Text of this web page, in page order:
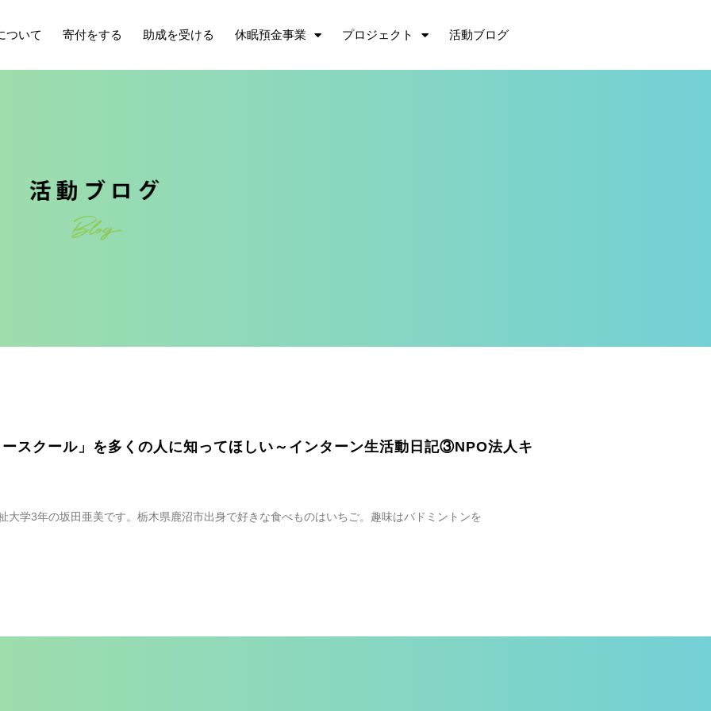
ついて 寄付をする 助成を受ける 休眠預金事業 プロジェクト 活動ブログ
スクール」を多くの人に知ってほしい～インターン生活動日記③NPO法人キ
大学3年の坂田亜美です。栃木県鹿沼市出身で好きな食べものはいちご。趣味はバドミントンを